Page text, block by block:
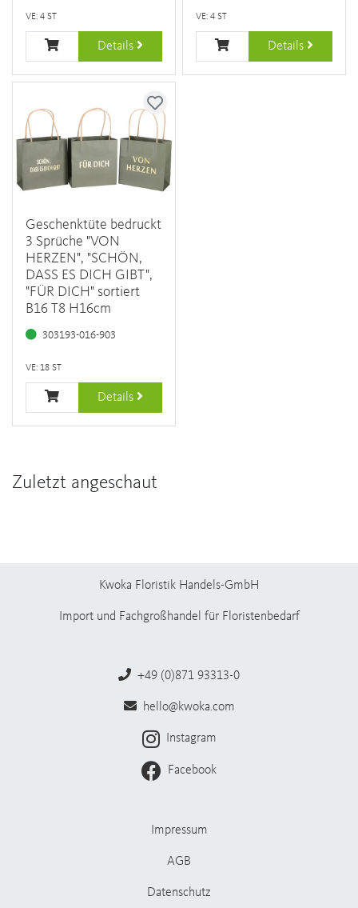
VE: 4 ST
Details
VE: 4 ST
Details
Geschenktüte bedruckt
3 Sprüche "VON
HERZEN", "SCHÖN,
DASS ES DICH GIBT",
"FÜR DICH" sortiert
B16 T8 H16cm
303193-016-903
VE: 18 ST
Details
Zuletzt angeschaut
Kwoka Floristik Handels-GmbH
Import und Fachgroßhandel für Floristenbedarf
+49 (0)871 93313-0
hello@kwoka.com
Instagram
Facebook
Impressum
AGB
Datenschutz